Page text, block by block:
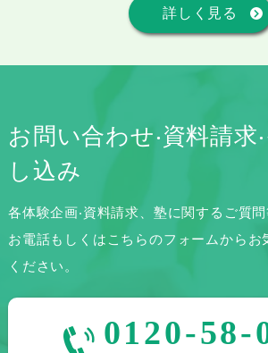
詳しく見る
お問い合わせ‧資料請求‧
し込み
各体験企画‧資料請求、塾に関するご質問
お電話もしくはこちらのフォームからお
ください。
0120-58-